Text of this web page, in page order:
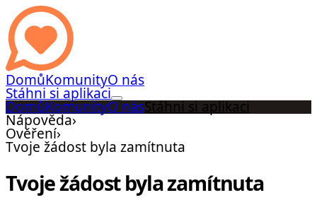
DomůKomunityO nás
Stáhni si aplikaci
DomůKomunityO násStáhni si aplikaci
Nápověda›
Ověření›
Tvoje žádost byla zamítnuta
Tvoje žádost byla zamítnuta